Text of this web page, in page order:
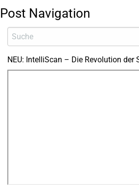
Post Navigation
NEU: IntelliScan – Die Revolution der